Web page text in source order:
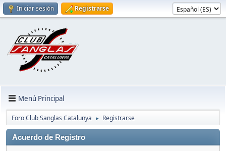
Iniciar sesión Registrarse
Menú Principal
Foro Club Sanglas Catalunya ► Registrarse
Acuerdo de Registro